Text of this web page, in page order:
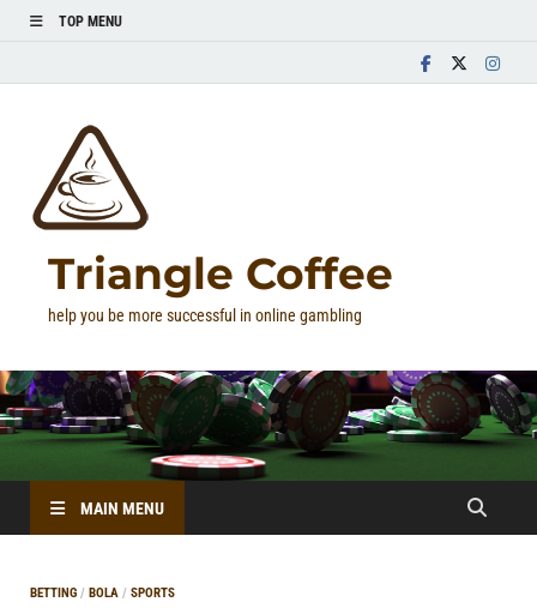
TOP MENU
Triangle Coffee
help you be more successful in online gambling
MAIN MENU
BETTING / BOLA / SPORTS